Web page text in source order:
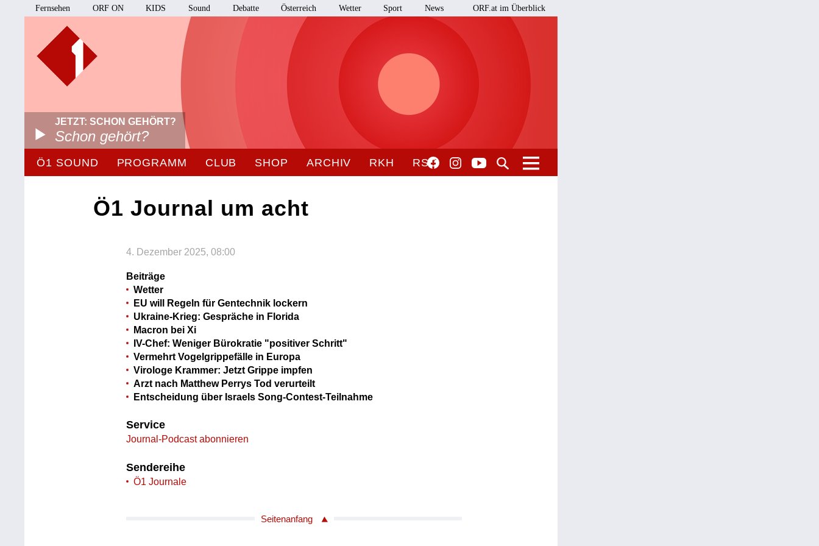
Fernsehen ORF ON KIDS Sound Debatte Österreich Wetter Sport News ORF.at im Überblick
JETZT: SCHON GEHÖRT?
Schon gehört?
Ö1 SOUND PROGRAMM CLUB SHOP ARCHIV RKH RSO
Ö1 Journal um acht
4. Dezember 2025, 08:00
Beiträge
Wetter
EU will Regeln für Gentechnik lockern
Ukraine-Krieg: Gespräche in Florida
Macron bei Xi
IV-Chef: Weniger Bürokratie "positiver Schritt"
Vermehrt Vogelgrippefälle in Europa
Virologe Krammer: Jetzt Grippe impfen
Arzt nach Matthew Perrys Tod verurteilt
Entscheidung über Israels Song-Contest-Teilnahme
Service
Journal-Podcast abonnieren
Sendereihe
Ö1 Journale
Seitenanfang